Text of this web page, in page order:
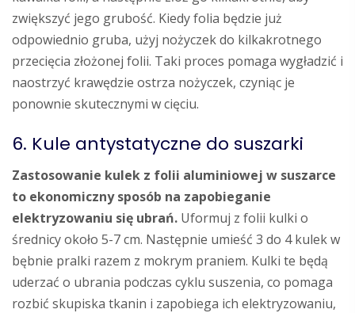
zwiększyć jego grubość. Kiedy folia będzie już
odpowiednio gruba, użyj nożyczek do kilkakrotnego
przecięcia złożonej folii. Taki proces pomaga wygładzić i
naostrzyć krawędzie ostrza nożyczek, czyniąc je
ponownie skutecznymi w cięciu.
6. Kule antystatyczne do suszarki
Zastosowanie kulek z folii aluminiowej w suszarce
to ekonomiczny sposób na zapobieganie
elektryzowaniu się ubrań. Uformuj z folii kulki o
średnicy około 5-7 cm. Następnie umieść 3 do 4 kulek w
bębnie pralki razem z mokrym praniem. Kulki te będą
uderzać o ubrania podczas cyklu suszenia, co pomaga
rozbić skupiska tkanin i zapobiega ich elektryzowaniu,